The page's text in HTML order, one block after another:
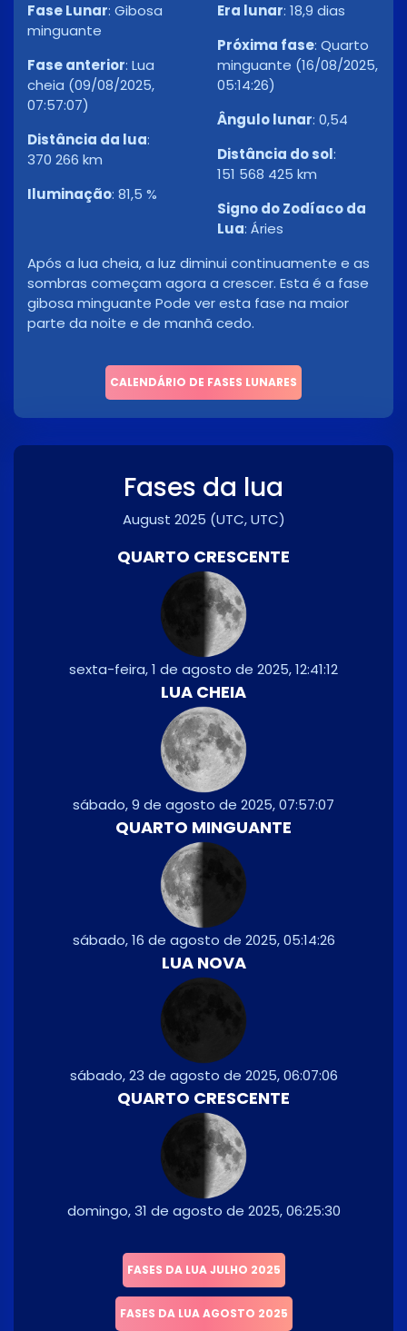
Fase Lunar: Gibosa
minguante
Fase anterior: Lua
cheia (09/08/2025,
07:57:07)
Distância da lua:
370 266 km
Iluminação: 81,5 %
Era lunar: 18,9 dias
Próxima fase: Quarto
minguante (16/08/2025,
05:14:26)
Ângulo lunar: 0,54
Distância do sol:
151 568 425 km
Signo do Zodíaco da
Lua: Áries
Após a lua cheia, a luz diminui continuamente e as
sombras começam agora a crescer. Esta é a fase
gibosa minguante Pode ver esta fase na maior
parte da noite e de manhã cedo.
CALENDÁRIO DE FASES LUNARES
Fases da lua
August 2025 (UTC, UTC)
QUARTO CRESCENTE
sexta-feira, 1 de agosto de 2025, 12:41:12
LUA CHEIA
sábado, 9 de agosto de 2025, 07:57:07
QUARTO MINGUANTE
sábado, 16 de agosto de 2025, 05:14:26
LUA NOVA
sábado, 23 de agosto de 2025, 06:07:06
QUARTO CRESCENTE
domingo, 31 de agosto de 2025, 06:25:30
FASES DA LUA JULHO 2025
FASES DA LUA AGOSTO 2025